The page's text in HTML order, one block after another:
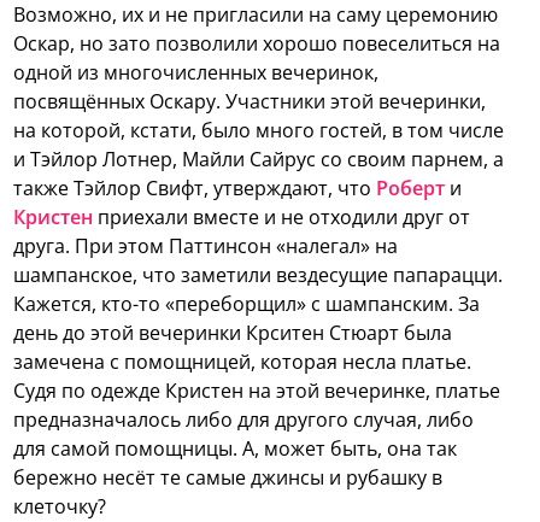
Возможно, их и не пригласили на саму церемонию
Оскар, но зато позволили хорошо повеселиться на
одной из многочисленных вечеринок,
посвящённых Оскару. Участники этой вечеринки,
на которой, кстати, было много гостей, в том числе
и Тэйлор Лотнер, Майли Сайрус со своим парнем, а
также Тэйлор Свифт, утверждают, что Роберт и
Кристен приехали вместе и не отходили друг от
друга. При этом Паттинсон «налегал» на
шампанское, что заметили вездесущие папарацци.
Кажется, кто-то «переборщил» с шампанским. За
день до этой вечеринки Крситен Стюарт была
замечена с помощницей, которая несла платье.
Судя по одежде Кристен на этой вечеринке, платье
предназначалось либо для другого случая, либо
для самой помощницы. А, может быть, она так
бережно несёт те самые джинсы и рубашку в
клеточку?